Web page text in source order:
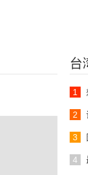
台
1
2
3
4